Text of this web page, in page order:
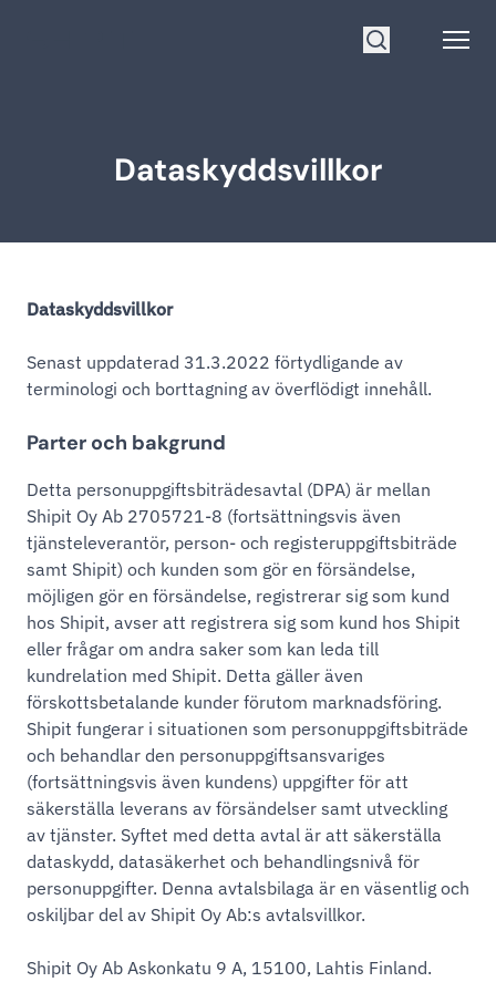
Dataskyddsvillkor
Dataskyddsvillkor
Senast uppdaterad 31.3.2022 förtydligande av
terminologi och borttagning av överflödigt innehåll.
Parter och bakgrund
Detta personuppgiftsbiträdesavtal (DPA) är mellan
Shipit Oy Ab 2705721-8 (fortsättningsvis även
tjänsteleverantör, person- och registeruppgiftsbiträde
samt Shipit) och kunden som gör en försändelse,
möjligen gör en försändelse, registrerar sig som kund
hos Shipit, avser att registrera sig som kund hos Shipit
eller frågar om andra saker som kan leda till
kundrelation med Shipit. Detta gäller även
förskottsbetalande kunder förutom marknadsföring.
Shipit fungerar i situationen som personuppgiftsbiträde
och behandlar den personuppgiftsansvariges
(fortsättningsvis även kundens) uppgifter för att
säkerställa leverans av försändelser samt utveckling
av tjänster. Syftet med detta avtal är att säkerställa
dataskydd, datasäkerhet och behandlingsnivå för
personuppgifter. Denna avtalsbilaga är en väsentlig och
oskiljbar del av Shipit Oy Ab:s avtalsvillkor.
Shipit Oy Ab Askonkatu 9 A, 15100, Lahtis Finland.